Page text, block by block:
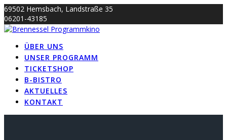
Skip
to
content
69502 Hemsbach, Landstraße 35
06201-43185
info@brennessel-kino.de
ÜBER UNS
UNSER PROGRAMM
TICKETSHOP
B-BISTRO
AKTUELLES
KONTAKT